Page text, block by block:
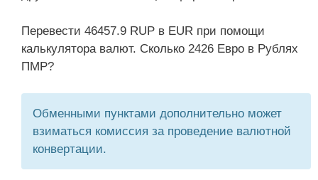
Перевести 46457.9 RUP в EUR при помощи
калькулятора валют. Сколько 2426 Евро в Рублях
ПМР?
Обменными пунктами дополнительно может
взиматься комиссия за проведение валютной
конвертации.